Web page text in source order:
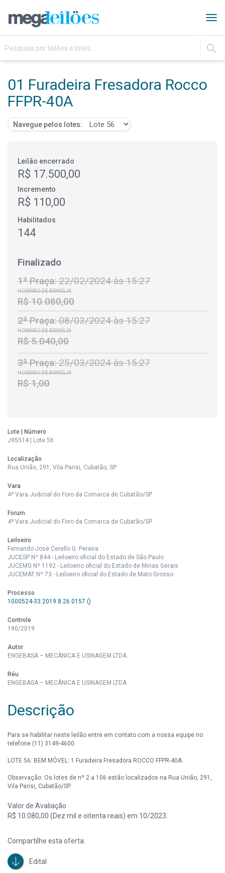
IR
01 Furadeira Fresadora Rocco
FFPR-40A
Navegue pelos lotes:
Leilão encerrado
R$ 17.500,00
Incremento
R$ 110,00
Habilitados
144
Finalizado
1ª Praça:22/02/2024 às 15:27
HORÁRIO DE BRASÍLIA
R$ 10.080,00
2ª Praça:08/03/2024 às 15:27
HORÁRIO DE BRASÍLIA
R$ 5.040,00
3ª Praça:25/03/2024 às 15:27
HORÁRIO DE BRASÍLIA
R$ 1,00
Lote | Número
J95514 | Lote 56
Localização
Rua União, 291, Vila Parisi, Cubatão, SP
Vara
4ª Vara Judicial do Foro da Comarca de Cubatão/SP
Forum
4ª Vara Judicial do Foro da Comarca de Cubatão/SP
Leiloeiro
Fernando José Cerello G. Pereira
JUCESP Nº 844 - Leiloeiro oficial do Estado de São Paulo
JUCEMG Nº 1192 - Leiloeiro oficial do Estado de Minas Gerais
JUCEMAT Nº 73 - Leiloeiro oficial do Estado de Mato Grosso
Processo
1000524-33.2019.8.26.0157 ()
Controle
190/2019
Autor
ENGEBASA – MECÂNICA E USINAGEM LTDA
Réu
ENGEBASA – MECÂNICA E USINAGEM LTDA
Descrição
Para se habilitar neste leilão entre em contato com a nossa equipe no
telefone (11) 3149-4600.
LOTE 56: BEM MÓVEL: 1 Furadeira Fresadora ROCCO FFPR-40A.
Observação: Os lotes de nº 2 a 106 estão localizados na Rua União, 291,
Vila Parisi, Cubatão/SP.
Valor de Avaliação
R$ 10.080,00 (Dez mil e oitenta reais) em 10/2023.
Compartilhe esta oferta:
Edital